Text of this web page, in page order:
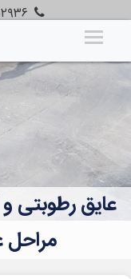
۰۲۱-۵۲۹۳۶
عایق
مراحل